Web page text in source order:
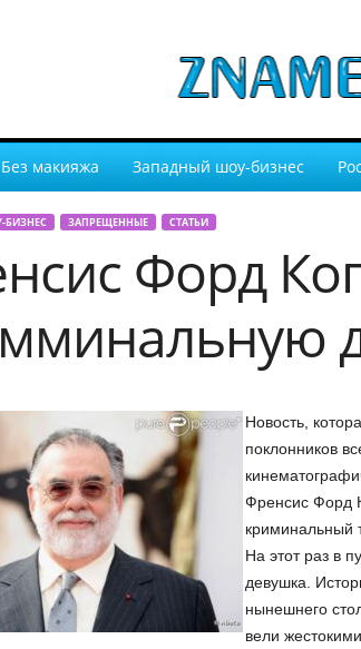
Без макияжа Западный шоу-бизнес
ЗАПРЕЩЕННЫЕ СТАТЬИ
Форд
Новость,
поклонников
Френсис Форд
криминальный
На этот раз в
девушка.
нынешнего
вели